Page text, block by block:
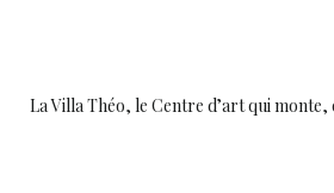
La Villa Théo, le Centre d’art qui